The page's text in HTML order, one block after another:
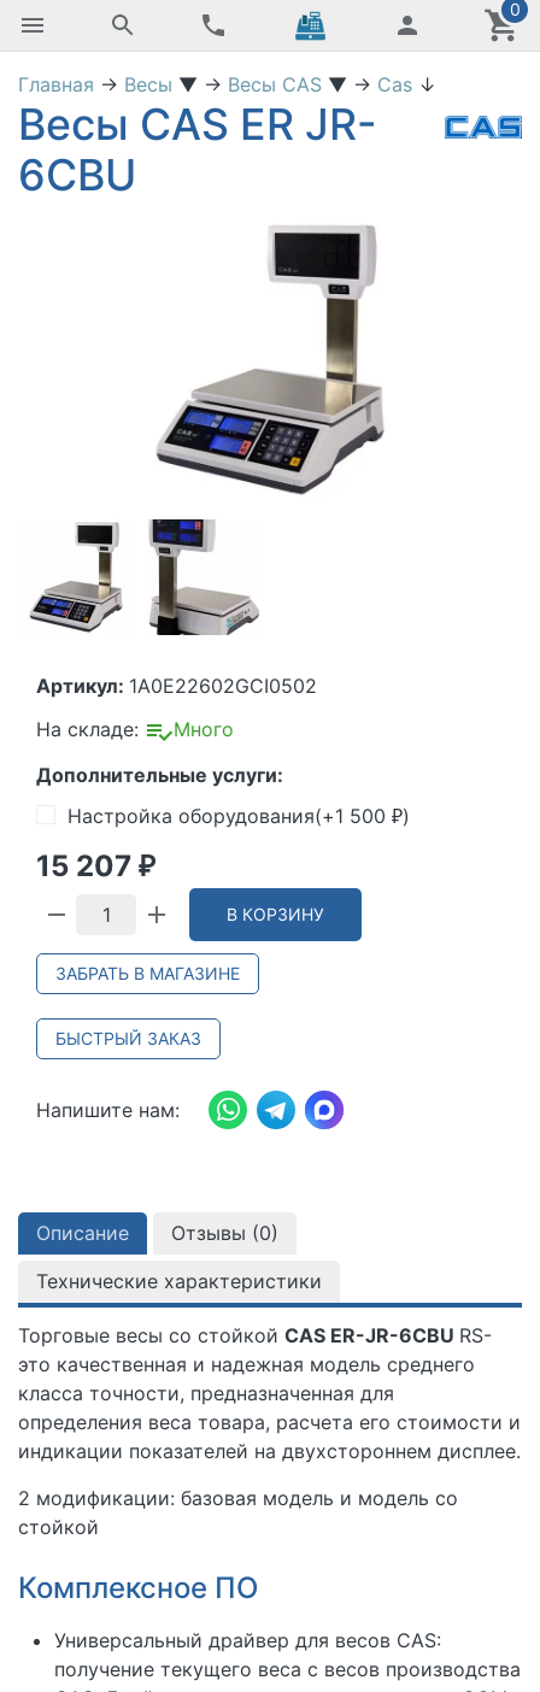
0
Главная → Весы ▼ → Весы CAS ▼ → Cas ↓
Весы CAS ER JR-
6CBU
Артикул: 1A0E22602GCI0502
На складе:
Много
Дополнительные услуги:
Настройка оборудования(+1 500 ₽)
15 207 ₽
В КОРЗИНУ
ЗАБРАТЬ В МАГАЗИНЕ
БЫСТРЫЙ ЗАКАЗ
Напишите нам:
Описание Отзывы (0)
Технические характеристики
Торговые весы со стойкой CAS ER-JR-6CBU RS-
это качественная и надежная модель среднего
класса точности, предназначенная для
определения веса товара, расчета его стоимости и
индикации показателей на двухстороннем дисплее.
2 модификации: базовая модель и модель со
стойкой
Комплексное ПО
Универсальный драйвер для весов CAS:
получение текущего веса с весов производства